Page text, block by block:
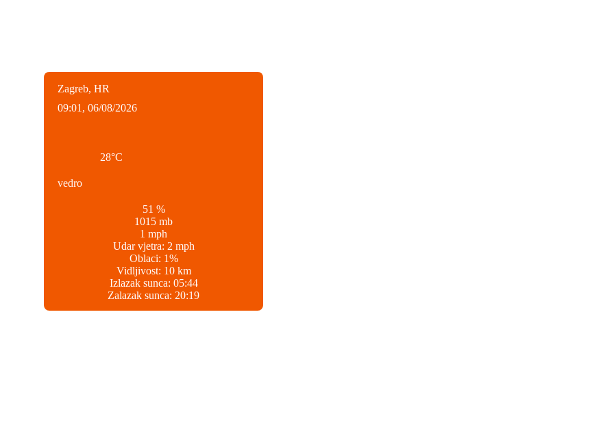
Zagreb, HR
09:01, 06/08/2026
28°C
vedro
51 %
1015 mb
1 mph
Udar vjetra: 2 mph
Oblaci: 1%
Vidljivost: 10 km
Izlazak sunca: 05:44
Zalazak sunca: 20:19